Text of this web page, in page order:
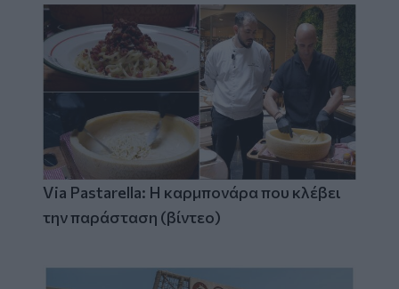
Via Pastarella: Η καρμπονάρα που κλέβει
την παράσταση (βίντεο)